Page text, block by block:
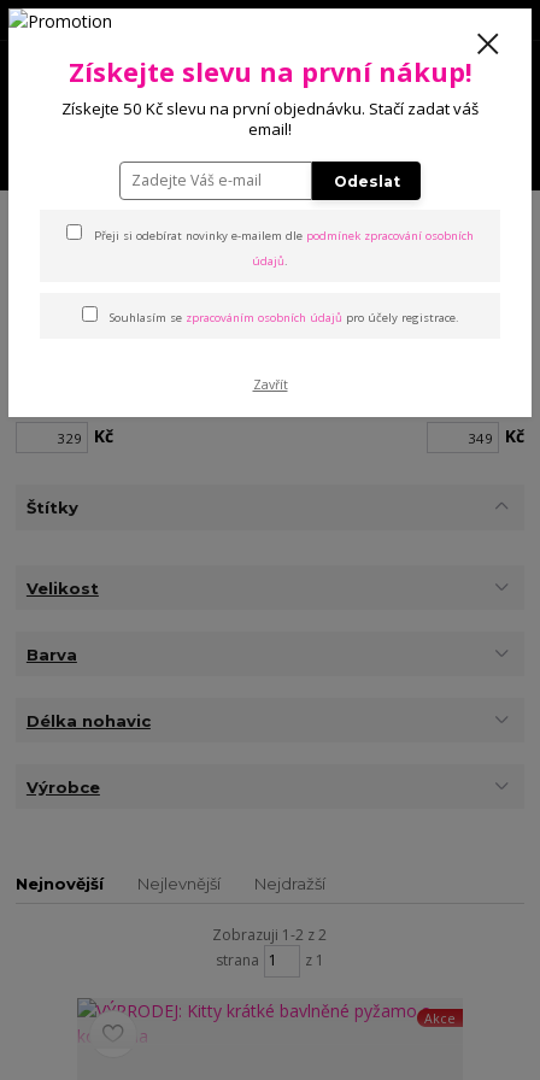
0 Kč
Kč Kč
Štítky
Velikost
Barva
Délka nohavic
Výrobce
Nejnovější Nejlevnější Nejdražší
Zobrazuji 1-2 z 2
strana
z 1
Akce
Získejte slevu na první nákup!
Získejte 50 Kč slevu na první objednávku. Stačí zadat váš
email!
Odeslat
Přeji si odebírat novinky e-mailem dle podmínek zpracování osobních
údajů.
Souhlasím se zpracováním osobních údajů pro účely registrace.
Zavřít